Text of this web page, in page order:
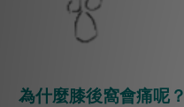
為什麼膝後窩會痛呢？